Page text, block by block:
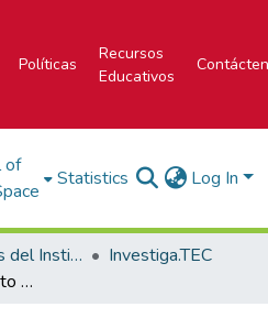
Políticas
Recursos
Educativos
of
Statistics Log In
Portal de Revistas del Instituto Tecnológico de Costa Rica
Investiga.TEC
Amón_RA: procesamiento de marcadores de realidad aumentada para el reconocimiento de grandes objetos en el mundo real